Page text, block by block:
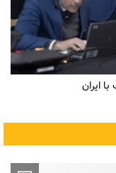
ایران